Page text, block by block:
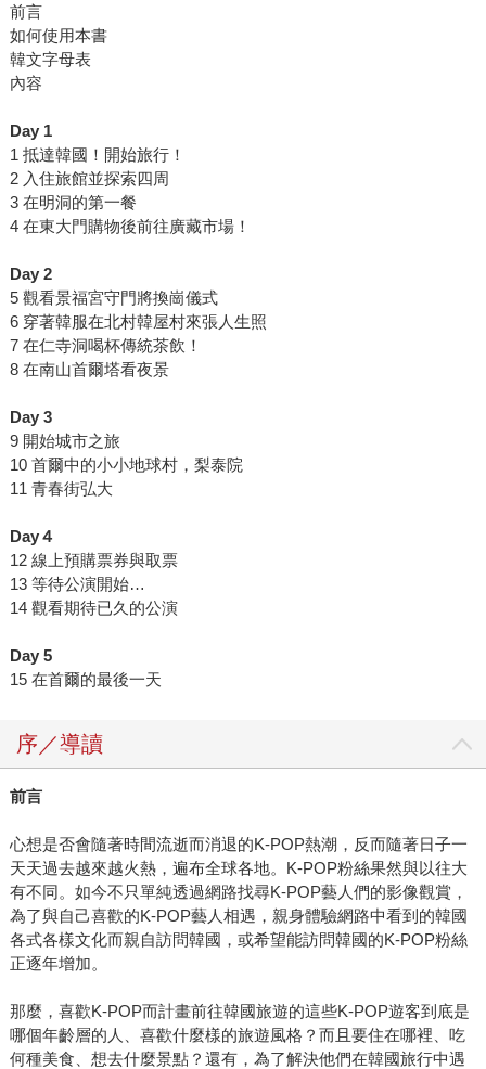
前言
如何使用本書
韓文字母表
內容
Day 1
1 抵達韓國！開始旅行！
2 入住旅館並探索四周
3 在明洞的第一餐
4 在東大門購物後前往廣藏市場！
Day 2
5 觀看景福宮守門將換崗儀式
6 穿著韓服在北村韓屋村來張人生照
7 在仁寺洞喝杯傳統茶飲！
8 在南山首爾塔看夜景
Day 3
9 開始城市之旅
10 首爾中的小小地球村，梨泰院
11 青春街弘大
Day４
12 線上預購票券與取票
13 等待公演開始…
14 觀看期待已久的公演
Day 5
15 在首爾的最後一天
序／導讀
前言
心想是否會隨著時間流逝而消退的K-POP熱潮，反而隨著日子一
天天過去越來越火熱，遍布全球各地。K-POP粉絲果然與以往大
有不同。如今不只單純透過網路找尋K-POP藝人們的影像觀賞，
為了與自己喜歡的K-POP藝人相遇，親身體驗網路中看到的韓國
各式各樣文化而親自訪問韓國，或希望能訪問韓國的K-POP粉絲
正逐年增加。
那麼，喜歡K-POP而計畫前往韓國旅遊的這些K-POP遊客到底是
哪個年齡層的人、喜歡什麼樣的旅遊風格？而且要住在哪裡、吃
何種美食、想去什麼景點？還有，為了解決他們在韓國旅行中遇